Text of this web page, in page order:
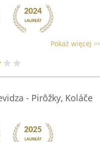
Pokaż więcej
- Pirôžky, Koláče